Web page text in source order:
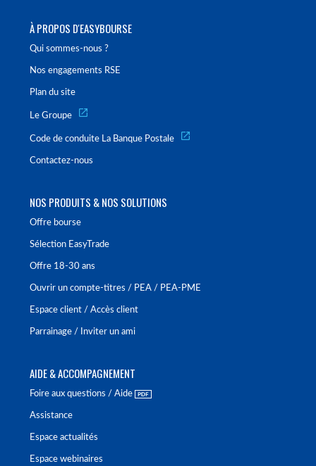
À PROPOS D'EASYBOURSE
Qui sommes-nous ?
Nos engagements RSE
Plan du site
Le Groupe
Code de conduite La Banque Postale
Contactez-nous
NOS PRODUITS & NOS SOLUTIONS
Offre bourse
Sélection EasyTrade
Offre 18-30 ans
Ouvrir un compte-titres / PEA / PEA-PME
Espace client / Accès client
Parrainage / Inviter un ami
AIDE & ACCOMPAGNEMENT
Foire aux questions / Aide
Assistance
Espace actualités
Espace webinaires